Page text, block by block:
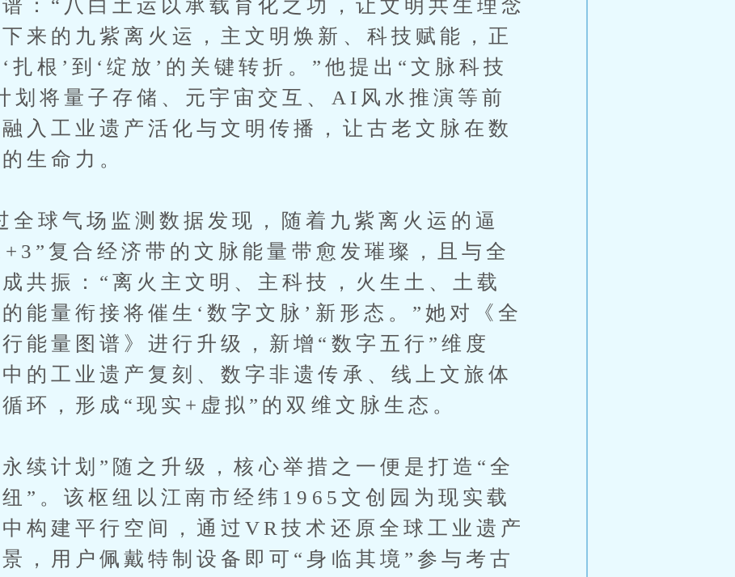
：“八白土运以承载育化之功，让文明共生理念
来的九紫离火运，主文明焕新、科技赋能，正
扎根’到‘绽放’的关键转折。”他提出“文脉科技
划将量子存储、元宇宙交互、AI风水推演等前
入工业遗产活化与文明传播，让古老文脉在数
生命力。
球气场监测数据发现，随着九紫离火运的逼
复合经济带的文脉能量带愈发璀璨，且与全
共振：“离火主文明、主科技，火生土、土载
能量衔接将催生‘数字文脉’新形态。”她对《全
能量图谱》进行升级，新增“数字五行”维度
的工业遗产复刻、数字非遗传承、线上文旅体
环，形成“现实+虚拟”的双维文脉生态。
计划”随之升级，核心举措之一便是打造“全
”。该枢纽以江南市经纬1965文创园为现实载
构建平行空间，通过VR技术还原全球工业遗产
，用户佩戴特制设备即可“身临其境”参与考古